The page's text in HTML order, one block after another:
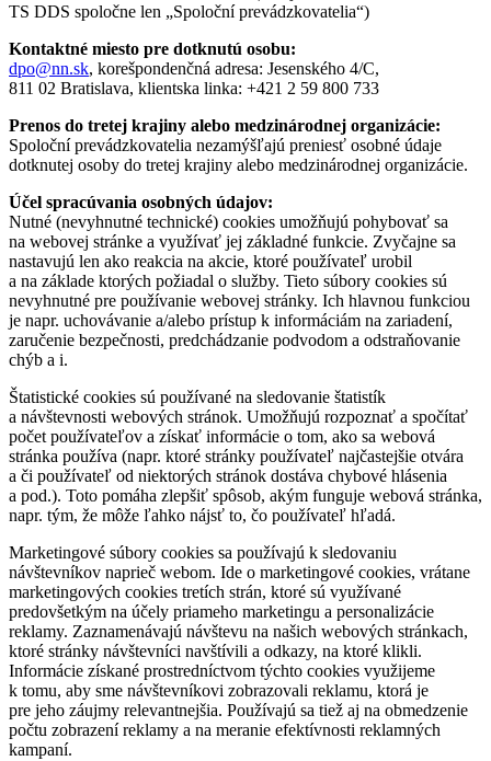
TS DDS spoločne len „Spoloční prevádzkovatelia“)
Kontaktné miesto pre dotknutú osobu:
dpo@nn.sk, korešpondenčná adresa: Jesenského 4/C,
811 02 Bratislava, klientska linka: +421 2 59 800 733
Prenos do tretej krajiny alebo medzinárodnej organizácie:
Spoloční prevádzkovatelia nezamýšľajú preniesť osobné údaje
dotknutej osoby do tretej krajiny alebo medzinárodnej organizácie.
Účel spracúvania osobných údajov:
Nutné (nevyhnutné technické) cookies umožňujú pohybovať sa
na webovej stránke a využívať jej základné funkcie. Zvyčajne sa
nastavujú len ako reakcia na akcie, ktoré používateľ urobil
a na základe ktorých požiadal o služby. Tieto súbory cookies sú
nevyhnutné pre používanie webovej stránky. Ich hlavnou funkciou
je napr. uchovávanie a/alebo prístup k informáciám na zariadení,
zaručenie bezpečnosti, predchádzanie podvodom a odstraňovanie
chýb a i.
Štatistické cookies sú používané na sledovanie štatistík
a návštevnosti webových stránok. Umožňujú rozpoznať a spočítať
počet používateľov a získať informácie o tom, ako sa webová
stránka používa (napr. ktoré stránky používateľ najčastejšie otvára
a či používateľ od niektorých stránok dostáva chybové hlásenia
a pod.). Toto pomáha zlepšiť spôsob, akým funguje webová stránka,
napr. tým, že môže ľahko nájsť to, čo používateľ hľadá.
Marketingové súbory cookies sa používajú k sledovaniu
návštevníkov naprieč webom. Ide o marketingové cookies, vrátane
marketingových cookies tretích strán, ktoré sú využívané
predovšetkým na účely priameho marketingu a personalizácie
reklamy. Zaznamenávajú návštevu na našich webových stránkach,
ktoré stránky návštevníci navštívili a odkazy, na ktoré klikli.
Informácie získané prostredníctvom týchto cookies využijeme
k tomu, aby sme návštevníkovi zobrazovali reklamu, ktorá je
pre jeho záujmy relevantnejšia. Používajú sa tiež aj na obmedzenie
počtu zobrazení reklamy a na meranie efektívnosti reklamných
kampaní.